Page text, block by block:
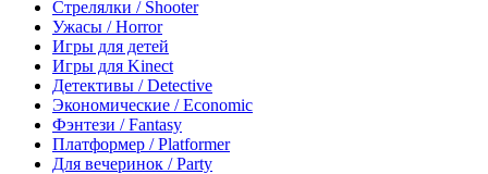
Стрелялки / Shooter
Ужасы / Horror
Игры для детей
Игры для Kinect
Детективы / Detective
Экономические / Economic
Фэнтези / Fantasy
Платформер / Platformer
Для вечеринок / Party